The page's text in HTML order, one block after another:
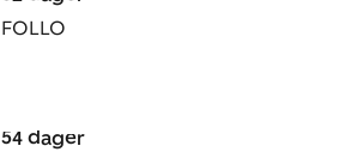
FOLLO
54 dager